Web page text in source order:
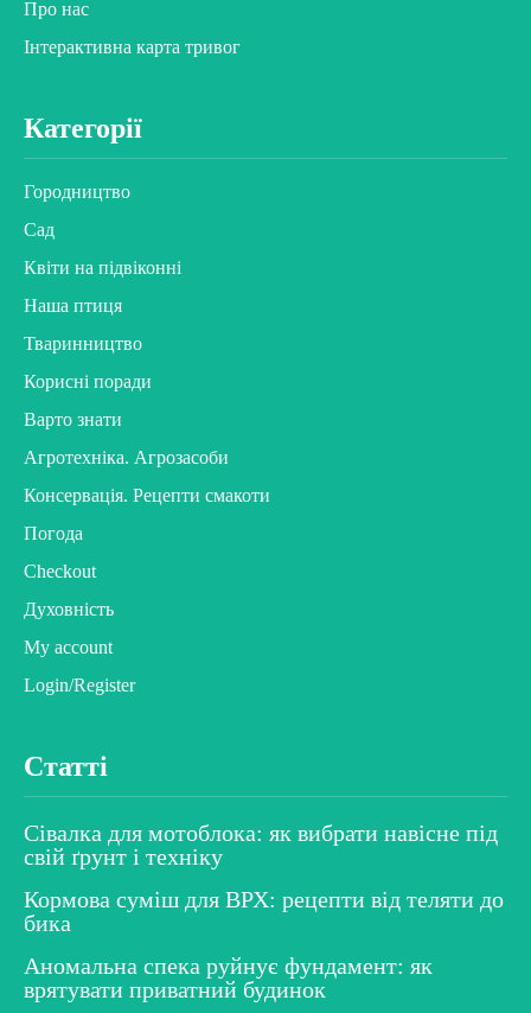
Про нас
Інтерактивна карта тривог
Категорії
Городництво
Сад
Квіти на підвіконні
Наша птиця
Тваринництво
Корисні поради
Варто знати
Агротехніка. Агрозасоби
Консервація. Рецепти смакоти
Погода
Checkout
Духовність
My account
Login/Register
Статті
Сівалка для мотоблока: як вибрати навісне під
свій ґрунт і техніку
Кормова суміш для ВРХ: рецепти від теляти до
бика
Аномальна спека руйнує фундамент: як
врятувати приватний будинок